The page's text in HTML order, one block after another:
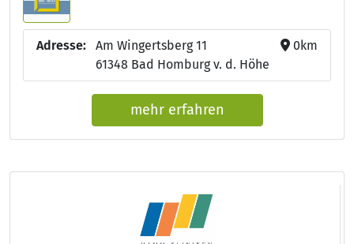
Adresse:
Am Wingertsberg 11
61348 Bad Homburg v. d. Höhe
0km
mehr erfahren